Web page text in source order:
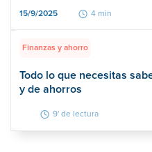
15/9/2025 4 min
Finanzas y ahorro
Todo lo que necesitas
y de ahorros
9' de lectura